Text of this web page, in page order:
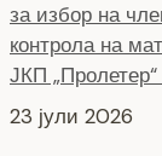
за избор на
контрола на
ЈКП
23 јули 2026